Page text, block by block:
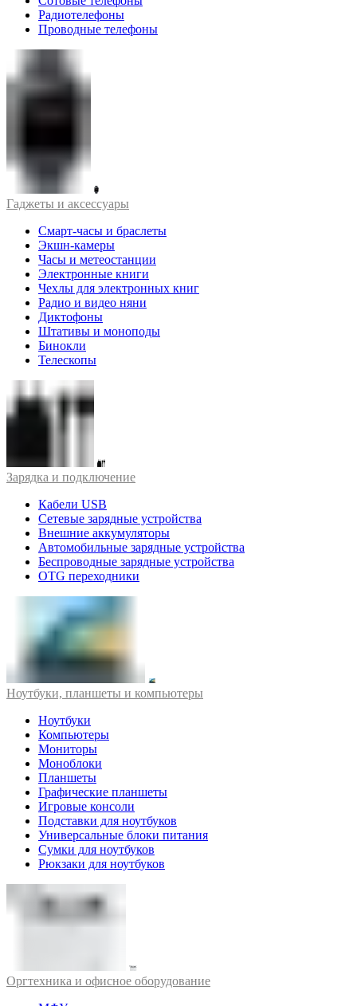
Радиотелефоны
Проводные телефоны
Гаджеты и аксессуары
Смарт-часы и браслеты
Экшн-камеры
Часы и метеостанции
Электронные книги
Чехлы для электронных книг
Радио и видео няни
Диктофоны
Штативы и моноподы
Бинокли
Телескопы
Зарядка и подключение
Кабели USB
Сетевые зарядные устройства
Внешние аккумуляторы
Автомобильные зарядные устройства
Беспроводные зарядные устройства
OTG переходники
Ноутбуки, планшеты и компьютеры
Ноутбуки
Компьютеры
Мониторы
Моноблоки
Планшеты
Графические планшеты
Игровые консоли
Подставки для ноутбуков
Универсальные блоки питания
Сумки для ноутбуков
Рюкзаки для ноутбуков
Оргтехника и офисное оборудование